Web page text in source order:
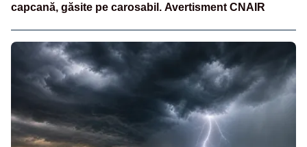
capcană, găsite pe carosabil. Avertisment CNAIR